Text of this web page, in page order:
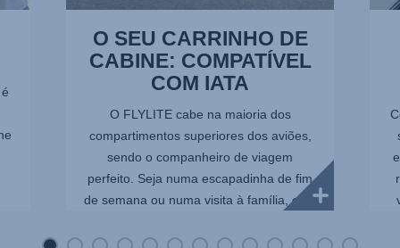
O SEU CARRINHO DE
CABINE: COMPATÍVEL
COM IATA
O FLYLITE cabe na maioria dos
compartimentos superiores dos aviões,
sendo o companheiro de viagem
perfeito. Seja numa escapadinha de fim
de semana ou numa visita à família, este